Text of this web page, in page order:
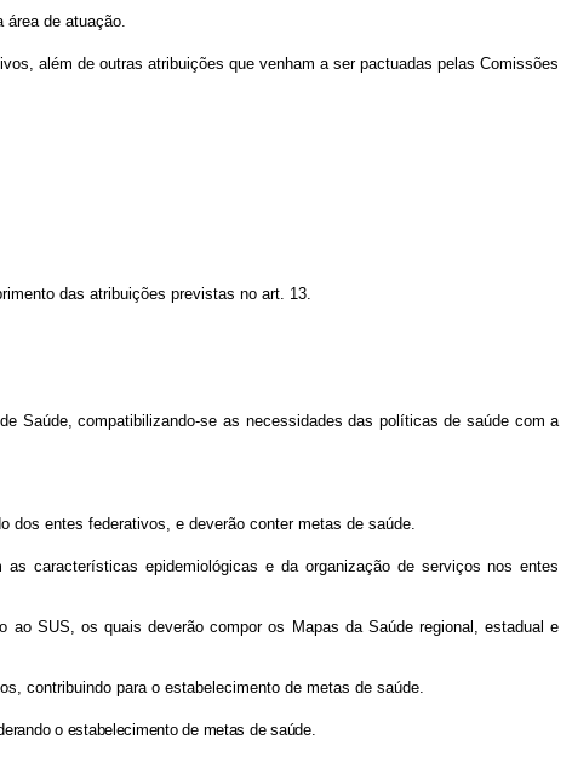
área de atuação.
além de outras atribuições que venham a ser pactuadas pelas Comissões
das atribuições previstas no art. 13.
Saúde, compatibilizando-se as necessidades das políticas de saúde com a
dos entes federativos, e deverão conter metas de saúde.
características epidemiológicas e da organização de serviços nos entes
SUS, os quais deverão compor os Mapas da Saúde regional, estadual e
contribuindo para o estabelecimento de metas de saúde.
o estabelecimento de metas de saúde.